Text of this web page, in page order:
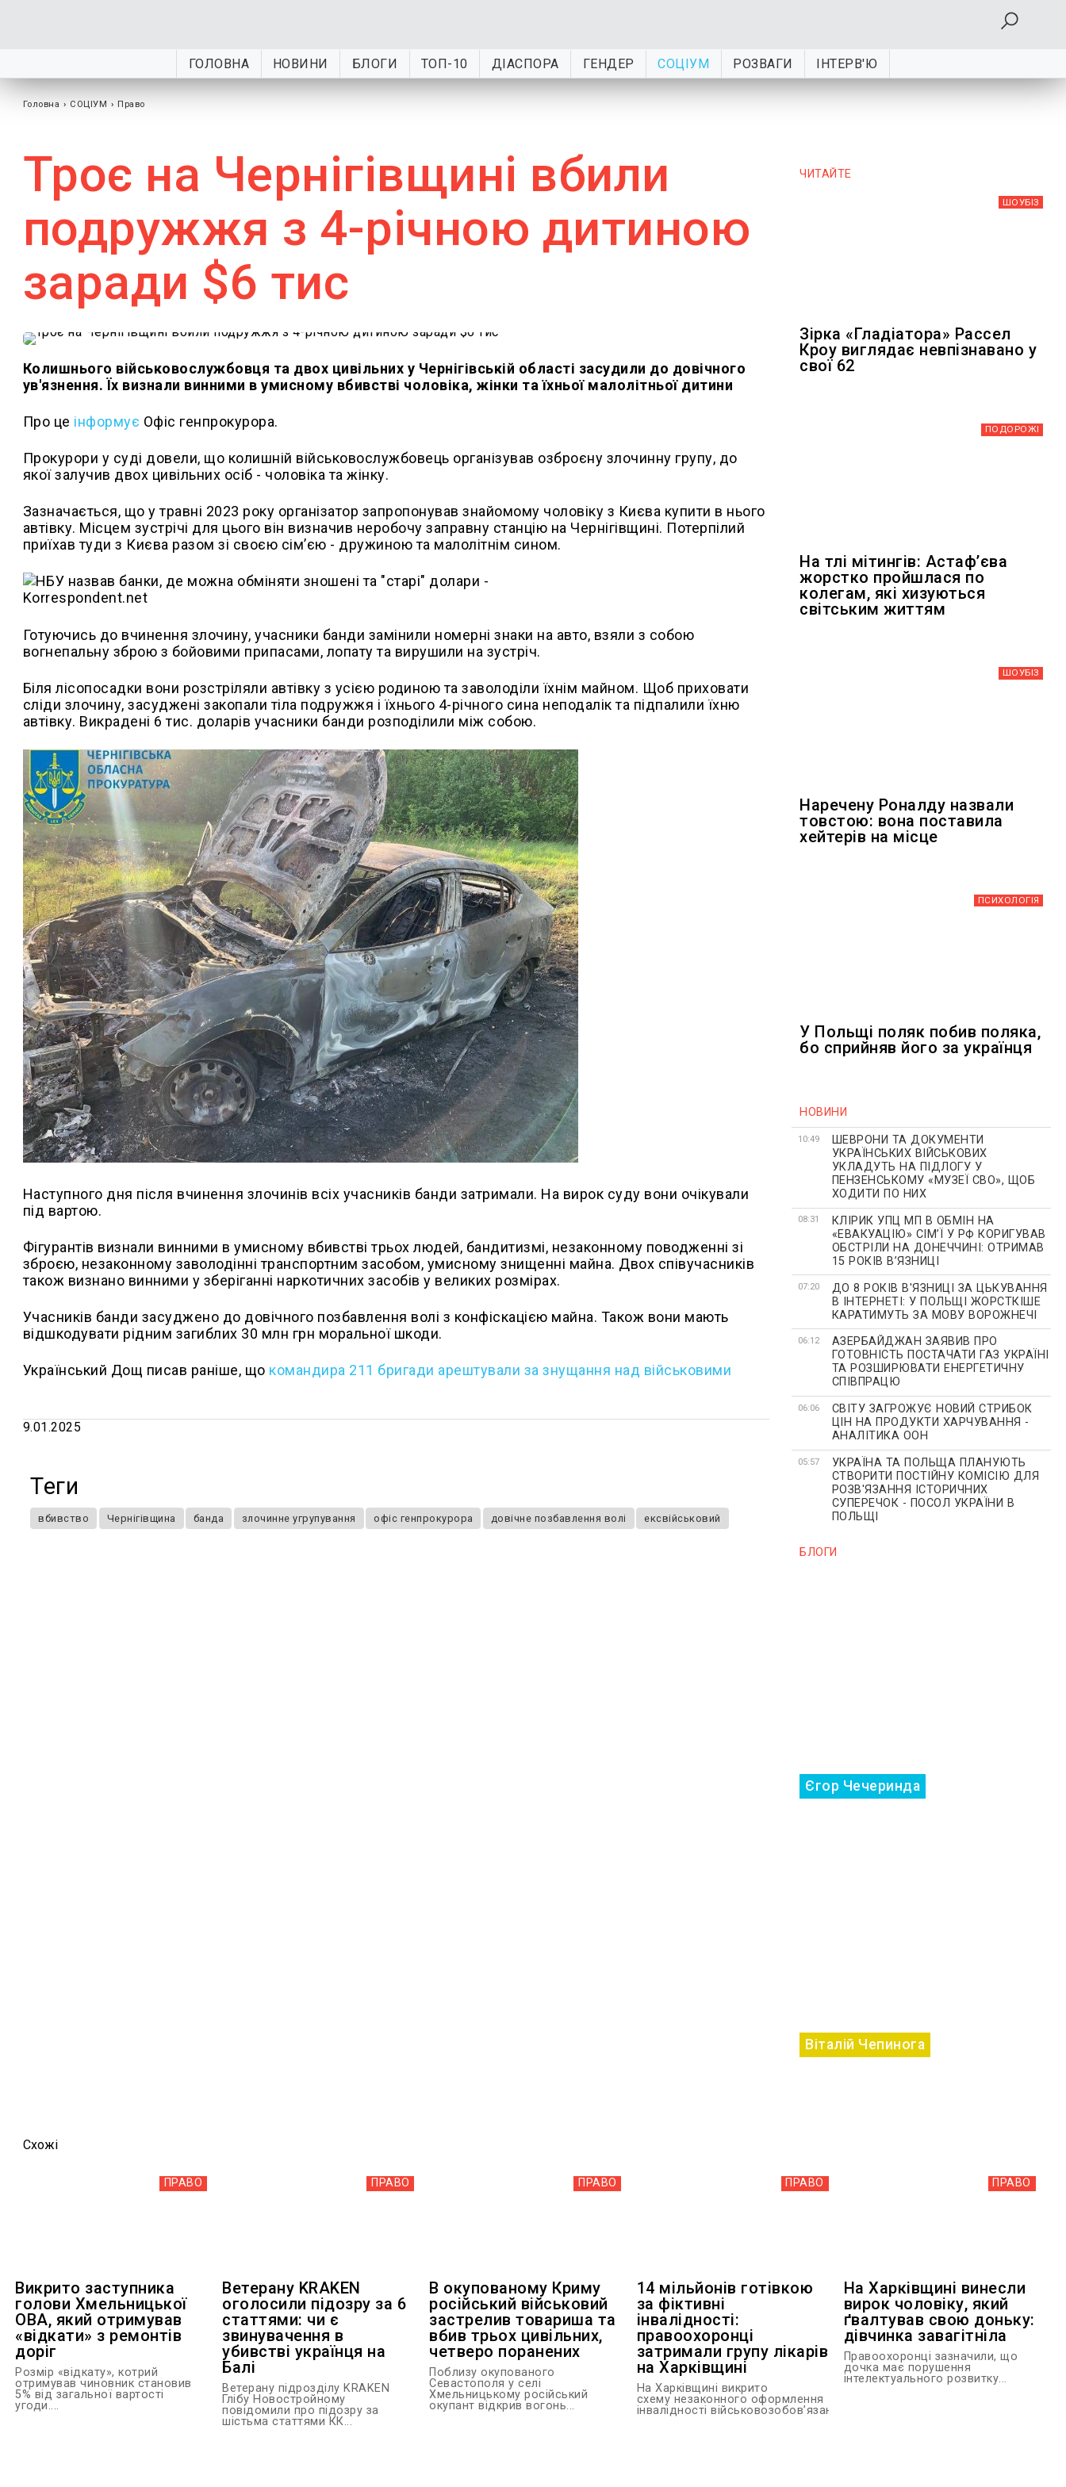
ГОЛОВНА НОВИНИ БЛОГИ ТОП-10 ДІАСПОРА ГЕНДЕР СОЦІУМ РОЗВАГИ ІНТЕРВ'Ю
Головна › СОЦІУМ › Право
Троє на Чернігівщині вбили
подружжя з 4-річною дитиною
заради $6 тис
Колишнього військовослужбовця та двох цивільних у Чернігівській області засудили до довічного
ув'язнення. Їх визнали винними в умисному вбивстві чоловіка, жінки та їхньої малолітньої дитини
Про це інформує Офіс генпрокурора.
Прокурори у суді довели, що колишній військовослужбовець організував озброєну злочинну групу, до
якої залучив двох цивільних осіб - чоловіка та жінку.
Зазначається, що у травні 2023 року організатор запропонував знайомому чоловіку з Києва купити в нього
автівку. Місцем зустрічі для цього він визначив неробочу заправну станцію на Чернігівщині. Потерпілий
приїхав туди з Києва разом зі своєю сім’єю - дружиною та малолітнім сином.
Готуючись до вчинення злочину, учасники банди замінили номерні знаки на авто, взяли з собою
вогнепальну зброю з бойовими припасами, лопату та вирушили на зустріч.
Біля лісопосадки вони розстріляли автівку з усією родиною та заволоділи їхнім майном. Щоб приховати
сліди злочину, засуджені закопали тіла подружжя і їхнього 4-річного сина неподалік та підпалили їхню
автівку. Викрадені 6 тис. доларів учасники банди розподілили між собою.
Наступного дня після вчинення злочинів всіх учасників банди затримали. На вирок суду вони очікували
під вартою.
Фігурантів визнали винними в умисному вбивстві трьох людей, бандитизмі, незаконному поводженні зі
зброєю, незаконному заволодінні транспортним засобом, умисному знищенні майна. Двох співучасників
також визнано винними у зберіганні наркотичних засобів у великих розмірах.
Учасників банди засуджено до довічного позбавлення волі з конфіскацією майна. Також вони мають
відшкодувати рідним загиблих 30 млн грн моральної шкоди.
Український Дощ писав раніше, що командира 211 бригади арештували за знущання над військовими
9.01.2025
Теги
вбивство Чернігівщина банда злочинне угрупування офіс генпрокурора довічне позбавлення волі ексвійськовий
ЧИТАЙТЕ
ШОУБIЗ
Зірка «Гладіатора» Рассел
Кроу виглядає невпізнавано у
свої 62
ПОДОРОЖІ
На тлі мітингів: Астафʼєва
жорстко пройшлася по
колегам, які хизуються
світським життям
ШОУБIЗ
Наречену Роналду назвали
товстою: вона поставила
хейтерів на місце
ПСИХОЛОГІЯ
У Польщі поляк побив поляка,
бо сприйняв його за українця
НОВИНИ
10:49
ШЕВРОНИ ТА ДОКУМЕНТИ
УКРАЇНСЬКИХ ВІЙСЬКОВИХ
УКЛАДУТЬ НА ПІДЛОГУ У
ПЕНЗЕНСЬКОМУ «МУЗЕЇ СВО», ЩОБ
ХОДИТИ ПО НИХ
08:31
КЛІРИК УПЦ МП В ОБМІН НА
«ЕВАКУАЦІЮ» СІМʼЇ У РФ КОРИГУВАВ
ОБСТРІЛИ НА ДОНЕЧЧИНІ: ОТРИМАВ
15 РОКІВ ВʼЯЗНИЦІ
07:20
ДО 8 РОКІВ В'ЯЗНИЦІ ЗА ЦЬКУВАННЯ
В ІНТЕРНЕТІ: У ПОЛЬЩІ ЖОРСТКІШЕ
КАРАТИМУТЬ ЗА МОВУ ВОРОЖНЕЧІ
06:12
АЗЕРБАЙДЖАН ЗАЯВИВ ПРО
ГОТОВНІСТЬ ПОСТАЧАТИ ГАЗ УКРАЇНІ
ТА РОЗШИРЮВАТИ ЕНЕРГЕТИЧНУ
СПІВПРАЦЮ
06:06
СВІТУ ЗАГРОЖУЄ НОВИЙ СТРИБОК
ЦІН НА ПРОДУКТИ ХАРЧУВАННЯ -
АНАЛІТИКА ООН
05:57
УКРАЇНА ТА ПОЛЬЩА ПЛАНУЮТЬ
СТВОРИТИ ПОСТІЙНУ КОМІСІЮ ДЛЯ
РОЗВ'ЯЗАННЯ ІСТОРИЧНИХ
СУПЕРЕЧОК - ПОСОЛ УКРАЇНИ В
ПОЛЬЩІ
БЛОГИ
Єгор Чечеринда
Віталій Чепинога
Схожi
ПРАВО
Викрито заступника
голови Хмельницької
ОВА, який отримував
«відкати» з ремонтів
доріг
Розмір «відкату», котрий
отримував чиновник становив
5% від загальної вартості
угоди....
ПРАВО
Ветерану KRAKEN
оголосили підозру за 6
статтями: чи є
звинувачення в
убивстві українця на
Балі
Ветерану підрозділу KRAKEN
Глібу Новостройному
повідомили про підозру за
шістьма статтями КК...
ПРАВО
В окупованому Криму
російський військовий
застрелив товариша та
вбив трьох цивільних,
четверо поранених
Поблизу окупованого
Севастополя у селі
Хмельницькому російський
окупант відкрив вогонь...
ПРАВО
14 мільйонів готівкою
за фіктивні
інвалідності:
правоохоронці
затримали групу лікарів
на Харківщині
На Харківщині викрито
схему незаконного оформлення
інвалідності військовозобов’язаним...
ПРАВО
На Харківщині винесли
вирок чоловіку, який
ґвалтував свою доньку:
дівчинка завагітніла
Правоохоронці зазначили, що
дочка має порушення
інтелектуального розвитку...